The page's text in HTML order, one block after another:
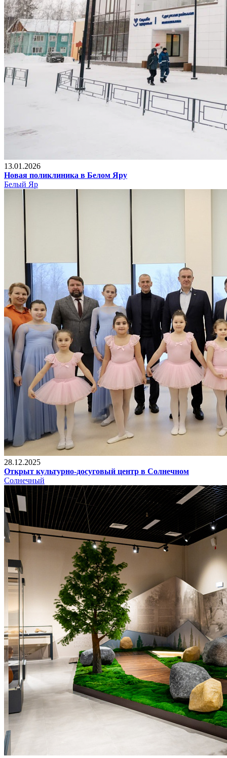
13.01.2026
Новая поликлиника в Белом Яру
Белый Яр
28.12.2025
Открыт культурно-досуговый центр в Солнечном
Солнечный